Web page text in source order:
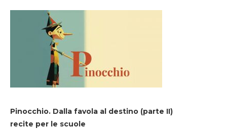
Pinocchio. Dalla favola al destino (parte II)
recite per le scuole